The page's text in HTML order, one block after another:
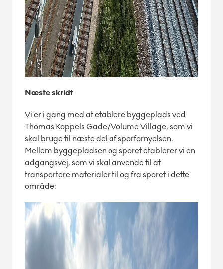
Næste skridt
Vi er i gang med at etablere byggeplads ved
Thomas Koppels Gade/Volume Village, som vi
skal bruge til næste del af sporfornyelsen.
Mellem byggepladsen og sporet etablerer vi en
adgangsvej, som vi skal anvende til at
transportere materialer til og fra sporet i dette
område: